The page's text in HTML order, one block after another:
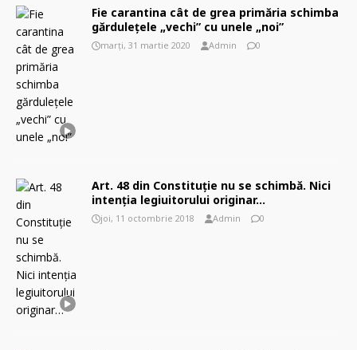
Fie carantina cât de grea primăria schimba
gărduleţele „vechi” cu unele „noi”
marți, 31 martie 2020 Admin 0
Art. 48 din Constituție nu se schimbă. Nici
intenția legiuitorului originar…
joi, 11 octombrie 2018 Admin 0